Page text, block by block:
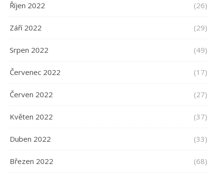
Říjen 2022 (26)
Září 2022 (29)
Srpen 2022 (49)
Červenec 2022 (17)
Červen 2022 (27)
Květen 2022 (37)
Duben 2022 (33)
Březen 2022 (68)